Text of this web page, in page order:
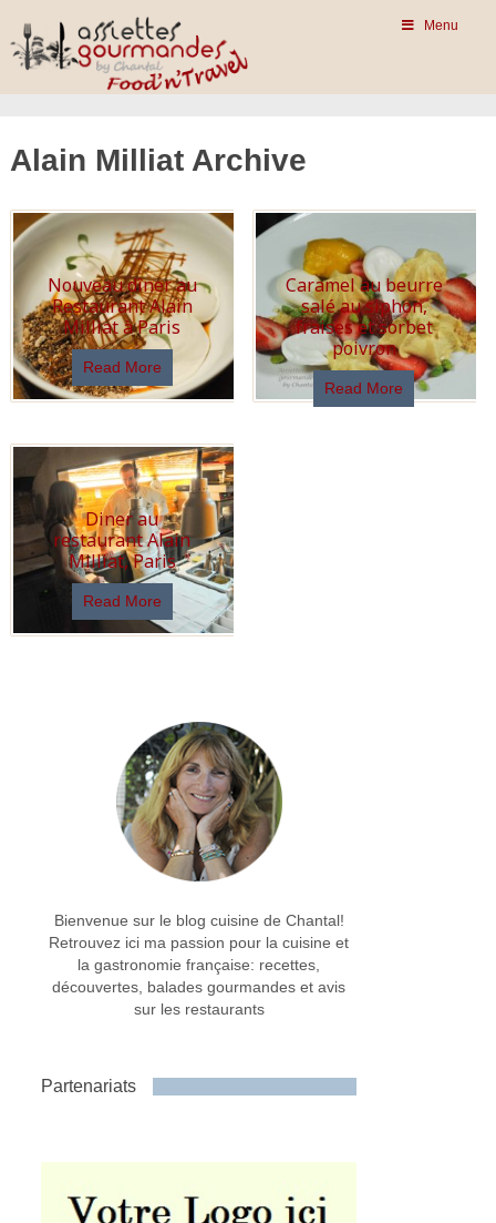
Menu
Alain Milliat Archive
Nouveau dîner au
Restaurant Alain
Milliat à Paris
Read More
Caramel au beurre
salé au siphon,
fraises et sorbet
poivron
Read More
Diner au
restaurant Alain
Milliat, Paris
Read More
Bienvenue sur le blog cuisine de Chantal!
Retrouvez ici ma passion pour la cuisine et
la gastronomie française: recettes,
découvertes, balades gourmandes et avis
sur les restaurants
Partenariats